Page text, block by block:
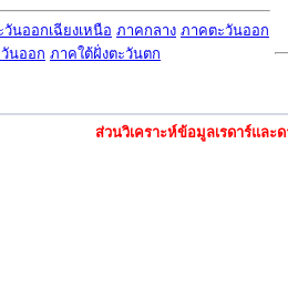
นออกเฉียงเหนือ ภาคกลาง ภาคตะวันออก
นออก ภาคใต้ฝั่งตะวันตก
ส่วนวิเคราะห์ข้อมูลเรดาร์แล